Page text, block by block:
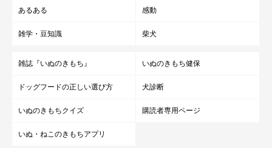
あるある 感動
雑学・豆知識 柴犬
雑誌『いぬのきもち』 いぬのきもち健保
ドッグフードの正しい選び方 犬診断
いぬのきもちクイズ 購読者専用ページ
いぬ・ねこのきもちアプリ